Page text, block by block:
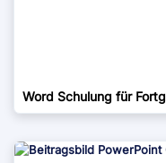
Word Schulung für